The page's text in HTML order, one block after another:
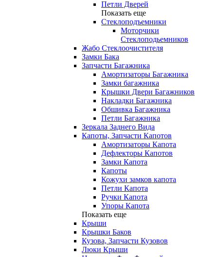
Петли Дверей
Показать еще
Стеклоподъемники
Моторчики
Стеклоподьемников
Жабо Стеклоочистителя
Замки Бака
Запчасти Багажника
Амортизаторы Багажника
Замки багажника
Крышки Двери Багажников
Накладки Багажника
Обшивка Багажника
Петли Багажника
Зеркала Заднего Вида
Капоты, Запчасти Капотов
Амортизаторы Капота
Дефлекторы Капотов
Замки Капота
Капоты
Кожухи замков капота
Петли Капота
Ручки Капота
Упоры Капота
Показать еще
Крыши
Крышки Баков
Кузова, Запчасти Кузовов
Люки Крыши